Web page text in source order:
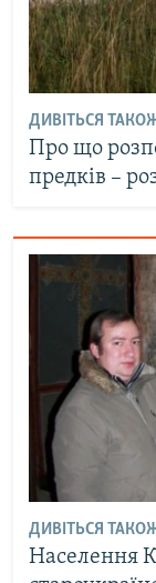
ДИВІТЬСЯ
Про що
предків –
ДИВІТЬСЯ
Населення